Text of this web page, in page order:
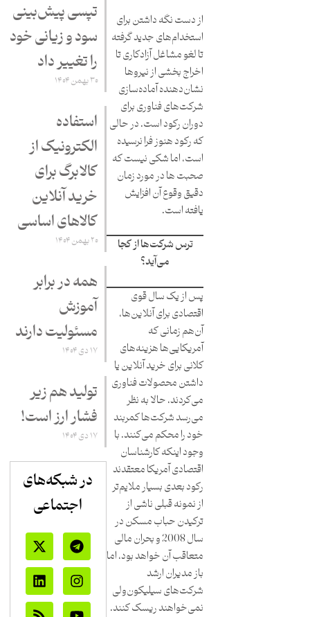
از دست نگه داشتن برای
استخدام‌های جدید گرفته
تا لغو مشاغل آزادکاری تا
اخراج بخشی از نیروها
نشان‌دهنده آماده‌سازی
شرکت‌های فناوری برای
دوران رکود است. در حالی
که رکود هنوز فرا نرسیده
است، اما شکی نیست که
صحبت ها در مورد زمان
دقیق وقوع آن افزایش
یافته است.
ترس شرکت‌ها از کجا
می‌آید؟
پس از یک سال قوی
اقتصادی برای آنلاین‌ها،
آن‌هم زمانی که
آمریکایی‌ها هزینه‌های
کلانی برای خرید آنلاین یا
داشتن محصولات فناوری
می‌کردند، حالا به نظر
می‌رسد شرکت‌ها کمربند
خود را محکم می‌کنند. با
وجود اینکه کارشناسان
اقتصادی آمریکا معتقدند
رکود بعدی بسیار ملایم‌تر
از نمونه قبلی ناشی از
ترکیدن حباب مسکن در
سال 2008 و بحران مالی
متعاقب آن خواهد بود، اما
باز مدیران ارشد
شرکت‌های سیلیکون‌ولی
نمی‌خواهند ریسک کنند.
تپسی پیش‌بینی
سود و زیانی خود
را تغییر داد
۳۰ بهمن ۱۴۰۴
استفاده
الکترونیک از
کالابرگ برای
خرید آنلاین
کالاهای اساسی
۲۰ بهمن ۱۴۰۴
همه در برابر
آموزش
مسئولیت دارند
۱۷ دی ۱۴۰۴
تولید هم زیر
فشار ارز است!
۱۷ دی ۱۴۰۴
در شبکه‌های
اجتماعی